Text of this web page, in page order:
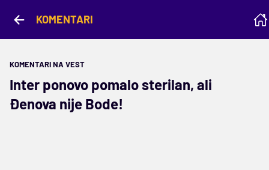
KOMENTARI
KOMENTARI NA VEST
Inter ponovo pomalo sterilan, ali
Đenova nije Bode!